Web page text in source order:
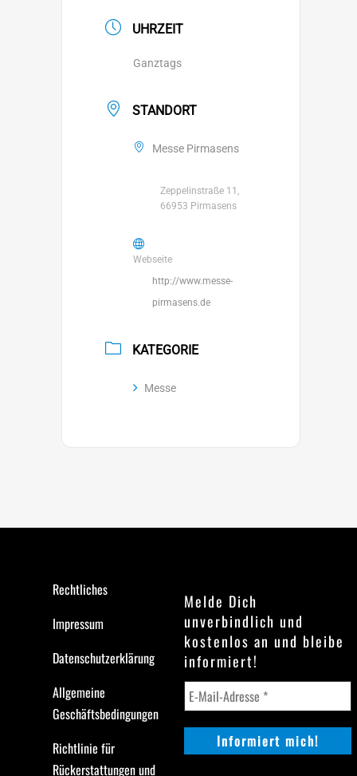
UHRZEIT
Ganztags
STANDORT
Messe Pirmasens
Zeppelinstraße 11,
66953 Pirmasens
Webseite
http://www.messe-
pirmasens.de
KATEGORIE
Messe
Rechtliches
Impressum
Datenschutzerklärung
Allgemeine
Geschäftsbedingungen
Richtlinie für
Rückerstattungen und
Melde Dich
unverbindlich und
kostenlos an und bleibe
informiert!